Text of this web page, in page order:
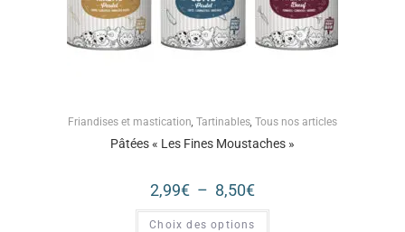
Friandises et mastication Tartinables Tous nos articles
Pâtées « Les Fines Moustaches »
2,99€ – 8,50€
Choix des options